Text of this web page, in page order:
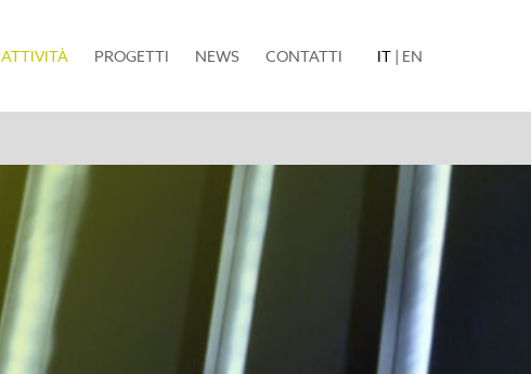
ATTIVITÀ(current)PROGETTI NEWS CONTATTI IT | EN